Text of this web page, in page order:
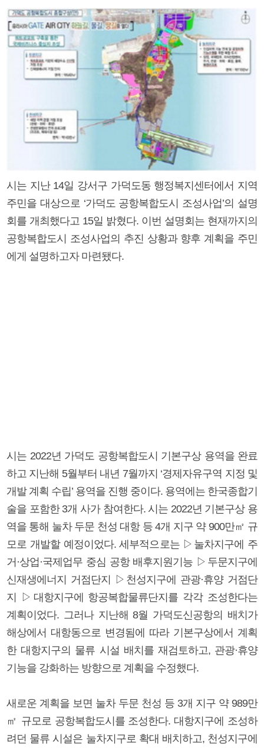
시는 지난 14일 강서구 가덕도동 행정복지센터에서 지역
주민을 대상으로 ‘가덕도 공항복합도시 조성사업’의 설명
회를 개최했다고 15일 밝혔다. 이번 설명회는 현재까지의
공항복합도시 조성사업의 추진 상황과 향후 계획을 주민
에게 설명하고자 마련됐다.
시는 2022년 가덕도 공항복합도시 기본구상 용역을 완료
하고 지난해 5월부터 내년 7월까지 ‘경제자유구역 지정 및
개발 계획 수립’ 용역을 진행 중이다. 용역에는 한국종합기
술을 포함한 3개 사가 참여한다. 시는 2022년 기본구상 용
역을 통해 눌차 두문 천성 대항 등 4개 지구 약 900만㎡ 규
모로 개발할 예정이었다. 세부적으로는 ▷눌차지구에 주
거·상업·국제업무 중심 공항 배후지원기능 ▷두문지구에
신재생에너지 거점단지 ▷천성지구에 관광·휴양 거점단
지 ▷대항지구에 항공복합물류단지를 각각 조성한다는
계획이었다. 그러나 지난해 8월 가덕도신공항의 배치가
해상에서 대항동으로 변경됨에 따라 기본구상에서 계획
한 대항지구의 물류 시설 배치를 재검토하고, 관광·휴양
기능을 강화하는 방향으로 계획을 수정했다.
새로운 계획을 보면 눌차 두문 천성 등 3개 지구 약 989만
㎡ 규모로 공항복합도시를 조성한다. 대항지구에 조성하
려던 물류 시설은 눌차지구로 확대 배치하고, 천성지구에